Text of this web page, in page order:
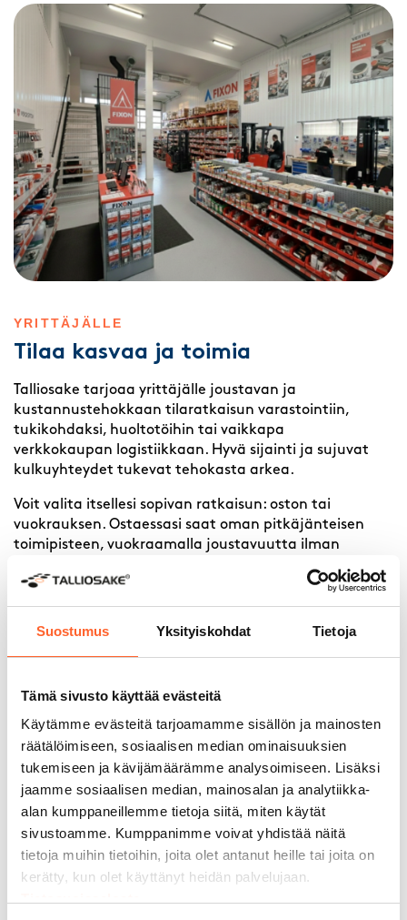
Suostumus Yksityiskohdat Tietoja
Tämä sivusto käyttää evästeitä
Käytämme evästeitä tarjoamamme sisällön ja mainosten
räätälöimiseen, sosiaalisen median ominaisuuksien
tukemiseen ja kävijämäärämme analysoimiseen. Lisäksi
jaamme sosiaalisen median, mainosalan ja analytiikka-
alan kumppaneillemme tietoja siitä, miten käytät
sivustoamme. Kumppanimme voivat yhdistää näitä
tietoja muihin tietoihin, joita olet antanut heille tai joita on
kerätty, kun olet käyttänyt heidän palvelujaan.
YRITTÄJÄLLE
Tilaa kasvaa ja toimia
Talliosake tarjoaa yrittäjälle joustavan ja
kustannustehokkaan tilaratkaisun varastointiin,
tukikohdaksi, huoltotöihin tai vaikkapa
verkkokaupan logistiikkaan. Hyvä sijainti ja sujuvat
kulkuyhteydet tukevat tehokasta arkea.
Voit valita itsellesi sopivan ratkaisun: oston tai
vuokrauksen. Ostaessasi saat oman pitkäjänteisen
toimipisteen, vuokraamalla joustavuutta ilman
yrityksellesi tilaa kasvaa – omilla ehdoillasi.
Lue lisää miksi Talliosake on yrittäjän valinta